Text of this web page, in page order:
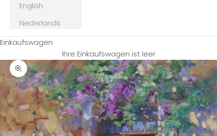
English
Nederlands
Einkaufswagen
Ihre Einkaufswagen ist leer
Bild vergrößern